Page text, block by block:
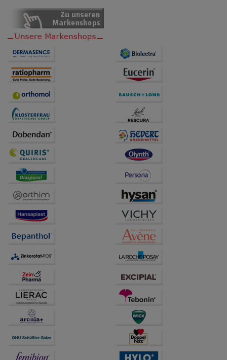
auch auf Ihre Bedürfnisse zugeschrittene Inhalte
anzuzeigen und unser Partnerprogramm zu
betreiben.
Statistik & Tracking:
Hierüber lassen sich
Informationen über die Art und Weise der Nutzung
unserer Website sammeln, mit deren Hilfe wir unsere
Website weiter für Sie optimieren können, den Inhalt
Drittseiten möglichst relevant für Sie zu gestalten.
Dritte wie z.B. Google oder soziale Medien
übertragen werden.